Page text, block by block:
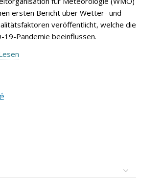
ersten Bericht über Wetter- und
veröffentlicht, welche die
19-Pandemie beeinflussen.